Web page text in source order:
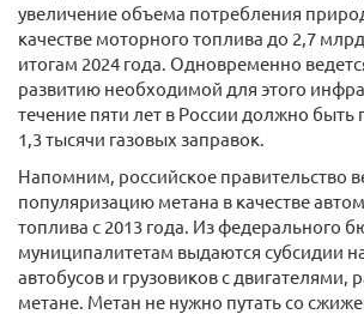
увеличение объема потребления
качестве моторного топлива до 2,7
итогам 2024 года. Одновременно
развитию необходимой для этого
течение пяти лет в России должно быть
1,3 тысячи газовых заправок.
Напомним, российское правительство
популяризацию метана в качестве
топлива с 2013 года. Из федерального
муниципалитетам выдаются субсидии
автобусов и грузовиков с
метане. Метан не нужно путать со